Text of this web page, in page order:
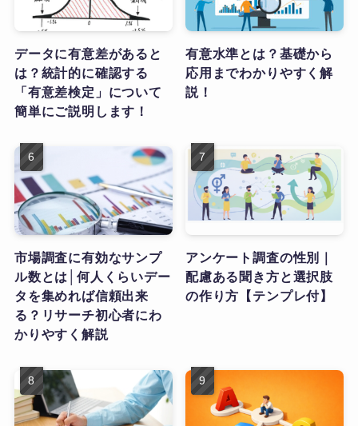
データに有意差があると
は？統計的に確認する
「有意差検定」について
簡単にご説明します！
有意水準とは？基礎から
応用までわかりやすく解
説！
市場調査に有効なサンプ
ル数とは│何人くらいデー
タを集めれば信頼出来
る？リサーチ初心者にわ
かりやすく解説
アンケート調査の性別｜
配慮ある聞き方と選択肢
の作り方【テンプレ付】